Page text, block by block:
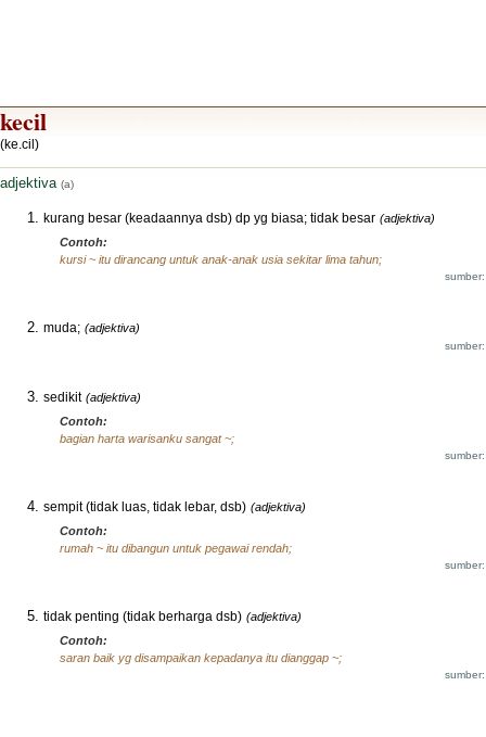
kecil
(ke.cil)
adjektiva (a)
kurang besar (keadaannya dsb) dp yg biasa; tidak besar (adjektiva)
Contoh:
kursi ~ itu dirancang untuk anak-anak usia sekitar lima tahun;
muda; (adjektiva)
sedikit (adjektiva)
Contoh:
bagian harta warisanku sangat ~;
sempit (tidak luas, tidak lebar, dsb) (adjektiva)
Contoh:
rumah ~ itu dibangun untuk pegawai rendah;
tidak penting (tidak berharga dsb) (adjektiva)
Contoh:
saran baik yg disampaikan kepadanya itu dianggap ~;